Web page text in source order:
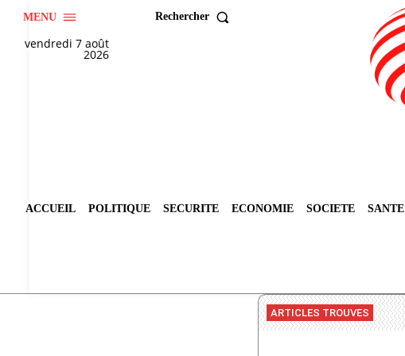
MENU Rechercher
vendredi 7 août
2026
ACCUEIL POLITIQUE SECURITE ECONOMIE SOCIETE SANTE
ARTICLES TROUVES